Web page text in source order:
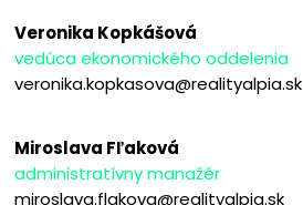
Veronika Kopkášová
vedúca ekonomického oddelenia
veronika.kopkasova@realityalpia.sk
Miroslava Fľaková
administratívny manažér
miroslava.flakova@realityalpia.sk